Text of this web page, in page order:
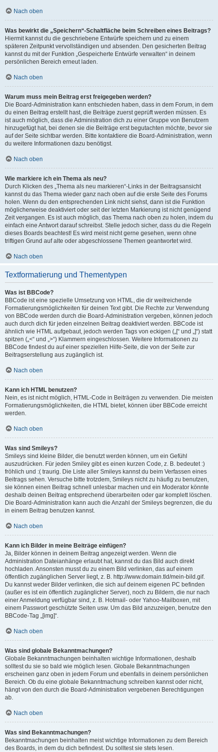
Nach oben
Was bewirkt die „Speichern“-Schaltfläche beim Schreiben eines Beitrags?
Hiermit kannst du die geschriebene Entwürfe speichern und zu einem
späteren Zeitpunkt vervollständigen und absenden. Den gesicherten Beitrag
kannst du mit der Funktion „Gespeicherte Entwürfe verwalten“ in deinem
persönlichen Bereich erneut laden.
Nach oben
Warum muss mein Beitrag erst freigegeben werden?
Die Board-Administration kann entschieden haben, dass in dem Forum, in dem
du einen Beitrag erstellt hast, die Beiträge zuerst geprüft werden müssen. Es
ist auch möglich, dass die Administration dich zu einer Gruppe von Benutzern
hinzugefügt hat, bei denen sie die Beiträge erst begutachten möchte, bevor sie
auf der Seite sichtbar werden. Bitte kontaktiere die Board-Administration, wenn
du weitere Informationen dazu benötigst.
Nach oben
Wie markiere ich ein Thema als neu?
Durch Klicken des „Thema als neu markieren“-Links in der Beitragsansicht
kannst du das Thema wieder ganz nach oben auf die erste Seite des Forums
holen. Wenn du den entsprechenden Link nicht siehst, dann ist die Funktion
möglicherweise deaktiviert oder seit der letzten Markierung ist nicht genügend
Zeit vergangen. Es ist auch möglich, das Thema nach oben zu holen, indem du
einfach eine Antwort darauf schreibst. Stelle jedoch sicher, dass du die Regeln
dieses Boards beachtest! Es wird meist nicht gerne gesehen, wenn ohne
triftigen Grund auf alte oder abgeschlossene Themen geantwortet wird.
Nach oben
Textformatierung und Thementypen
Was ist BBCode?
BBCode ist eine spezielle Umsetzung von HTML, die dir weitreichende
Formatierungsmöglichkeiten für deinen Text gibt. Die Rechte zur Verwendung
von BBCode werden durch die Board-Administration vergeben, können jedoch
auch durch dich für jeden einzelnen Beitrag deaktiviert werden. BBCode ist
ähnlich wie HTML aufgebaut, jedoch werden Tags von eckigen („[“ und „]“) statt
spitzen („<“ und „>“) Klammern eingeschlossen. Weitere Informationen zu
BBCode findest du auf einer speziellen Hilfe-Seite, die von der Seite zur
Beitragserstellung aus zugänglich ist.
Nach oben
Kann ich HTML benutzen?
Nein, es ist nicht möglich, HTML-Code in Beiträgen zu verwenden. Die meisten
Formatierungsmöglichkeiten, die HTML bietet, können über BBCode erreicht
werden.
Nach oben
Was sind Smileys?
Smileys sind kleine Bilder, die benutzt werden können, um ein Gefühl
auszudrücken. Für jeden Smiley gibt es einen kurzen Code, z. B. bedeutet :)
fröhlich und :( traurig. Die Liste aller Smileys kannst du beim Verfassen eines
Beitrags sehen. Versuche bitte trotzdem, Smileys nicht zu häufig zu benutzen,
sie können einen Beitrag schnell unlesbar machen und ein Moderator könnte
deshalb deinen Beitrag entsprechend überarbeiten oder gar komplett löschen.
Die Board-Administration kann auch die Anzahl der Smileys begrenzen, die du
in einem Beitrag benutzen kannst.
Nach oben
Kann ich Bilder in meine Beiträge einfügen?
Ja, Bilder können in deinem Beitrag angezeigt werden. Wenn die
Administration Dateianhänge erlaubt hat, kannst du das Bild auch direkt
hochladen. Ansonsten musst du zu einem Bild verlinken, das auf einem
öffentlich zugänglichen Server liegt, z. B. http://www.domain.tld/mein-bild.gif.
Du kannst weder Bilder verlinken, die sich auf deinem eigenen PC befinden
(außer es ist ein öffentlich zugänglicher Server), noch zu Bildern, die nur nach
einer Anmeldung verfügbar sind, z. B. Hotmail- oder Yahoo-Mailboxen, mit
einem Passwort geschützte Seiten usw. Um das Bild anzuzeigen, benutze den
BBCode-Tag „[img]“.
Nach oben
Was sind globale Bekanntmachungen?
Globale Bekanntmachungen beinhalten wichtige Informationen, deshalb
solltest du sie so bald wie möglich lesen. Globale Bekanntmachungen
erscheinen ganz oben in jedem Forum und ebenfalls in deinem persönlichen
Bereich. Ob du eine globale Bekanntmachung schreiben kannst oder nicht,
hängt von den durch die Board-Administration vergebenen Berechtigungen
ab.
Nach oben
Was sind Bekanntmachungen?
Bekanntmachungen beinhalten meist wichtige Informationen zu dem Bereich
des Boards, in dem du dich befindest. Du solltest sie stets lesen.